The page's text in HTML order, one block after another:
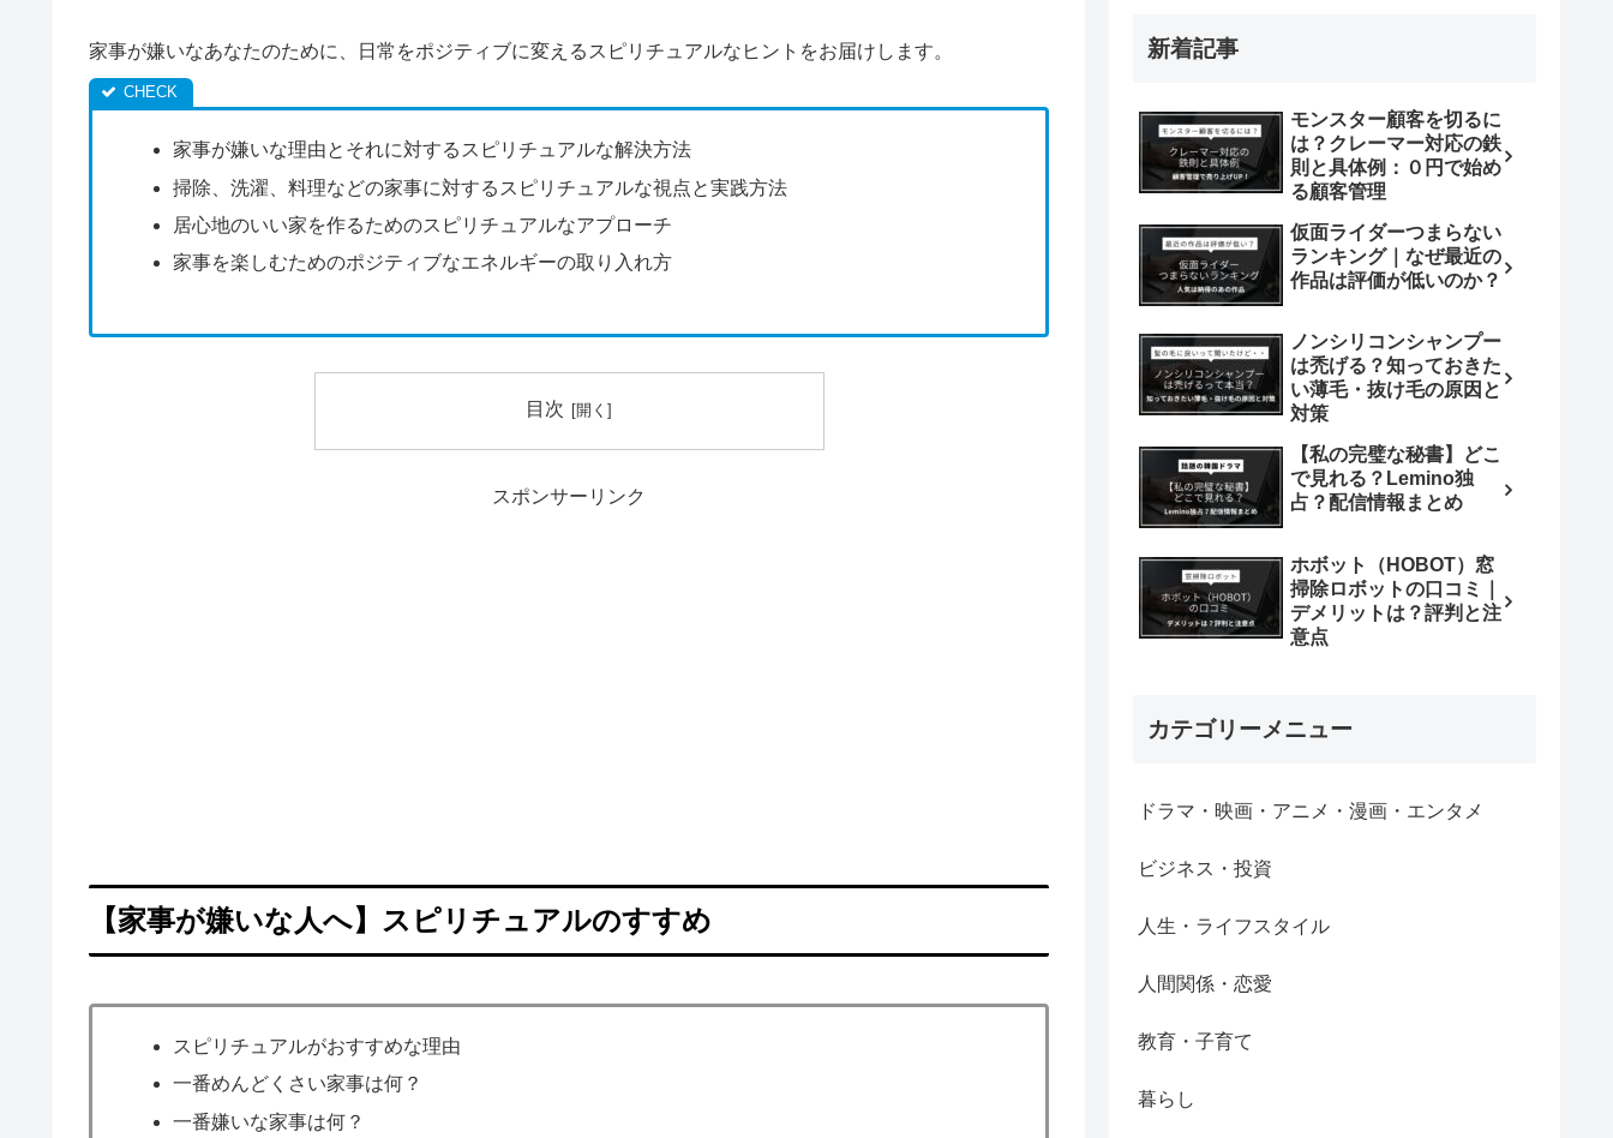
家事が嫌いなあなたのために、日常をポジティブに変えるスピリチュアルなヒントをお届けします。
家事が嫌いな理由とそれに対するスピリチュアルな解決方法
掃除、洗濯、料理などの家事に対するスピリチュアルな視点と実践方法
居心地のいい家を作るためのスピリチュアルなアプローチ
家事を楽しむためのポジティブなエネルギーの取り入れ方
目次
スポンサーリンク
【家事が嫌いな人へ】スピリチュアルのすすめ
スピリチュアルがおすすめな理由
一番めんどくさい家事は何？
一番嫌いな家事は何？
新着記事
モンスター顧客を切るに
は？クレーマー対応の鉄
則と具体例：０円で始め
る顧客管理
仮面ライダーつまらない
ランキング｜なぜ最近の
作品は評価が低いのか？
ノンシリコンシャンプー
は禿げる？知っておきた
い薄毛・抜け毛の原因と
対策
【私の完璧な秘書】どこ
で見れる？Lemino独
占？配信情報まとめ
ホボット（HOBOT）窓
掃除ロボットの口コミ｜
デメリットは？評判と注
意点
カテゴリーメニュー
ドラマ・映画・アニメ・漫画・エンタメ
ビジネス・投資
人生・ライフスタイル
人間関係・恋愛
教育・子育て
暮らし